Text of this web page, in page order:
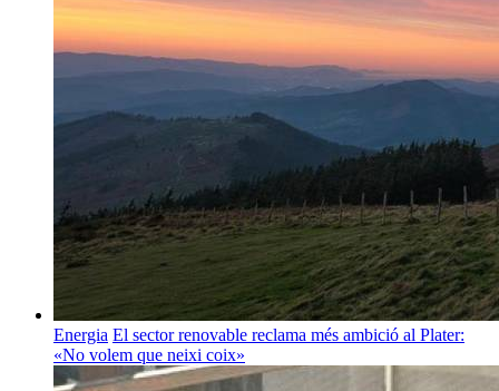
Energia El sector renovable reclama més ambició al Plater:
«No volem que neixi coix»